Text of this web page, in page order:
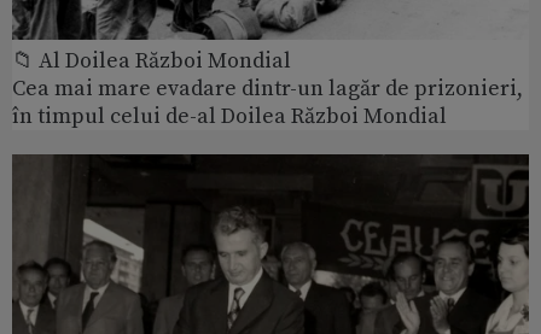
📁 Al Doilea Război Mondial
Cea mai mare evadare dintr-un lagăr de prizonieri,
în timpul celui de-al Doilea Război Mondial